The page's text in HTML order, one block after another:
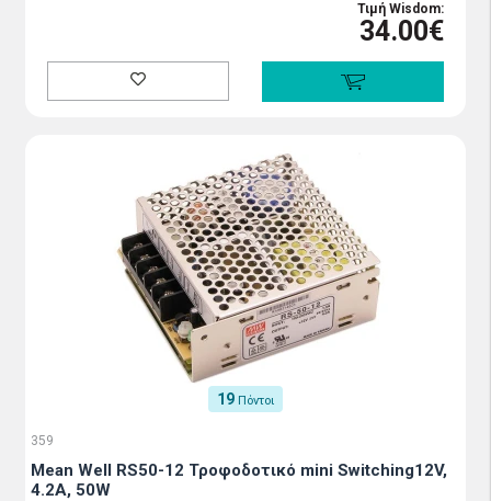
Τιμή Wisdom:
34.00€
19 Πόντοι
359
Mean Well RS50-12 Τροφοδοτικό mini Switching12V,
4.2A, 50W